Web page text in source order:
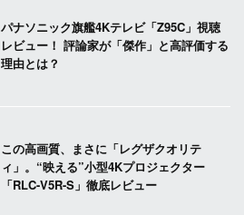
パナソニック旗艦4Kテレビ「Z95C」視聴
レビュー！ 評論家が「傑作」と高評価する
理由とは？
この高画質、まさに「レグザクオリテ
ィ」。“映える”小型4Kプロジェクター
「RLC-V5R-S」徹底レビュー